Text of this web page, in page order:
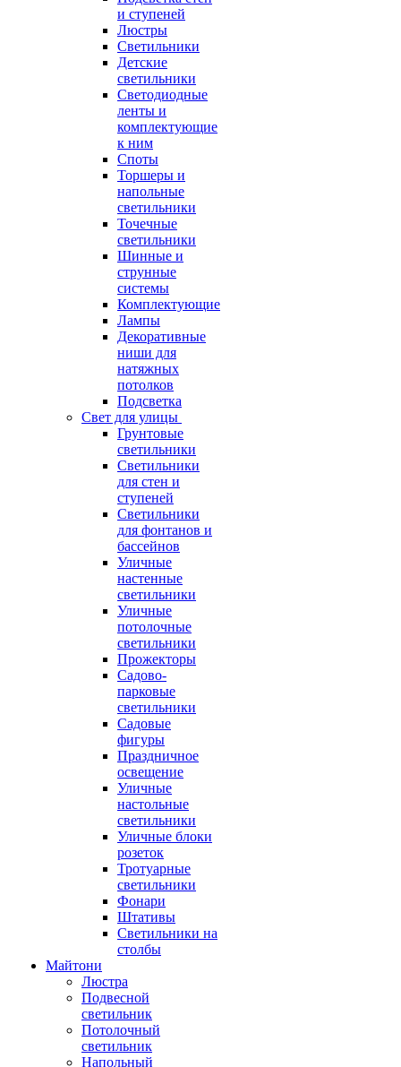
и ступеней
Люстры
Светильники
Детские
светильники
Светодиодные
ленты и
комплектующие
к ним
Споты
Торшеры и
напольные
светильники
Точечные
светильники
Шинные и
струнные
системы
Комплектующие
Лампы
Декоративные
ниши для
натяжных
потолков
Подсветка
Свет для улицы
Грунтовые
светильники
Светильники
для стен и
ступеней
Светильники
для фонтанов и
бассейнов
Уличные
настенные
светильники
Уличные
потолочные
светильники
Прожекторы
Садово-
парковые
светильники
Садовые
фигуры
Праздничное
освещение
Уличные
настольные
светильники
Уличные блоки
розеток
Тротуарные
светильники
Фонари
Штативы
Светильники на
столбы
Майтони
Люстра
Подвесной
светильник
Потолочный
светильник
Напольный